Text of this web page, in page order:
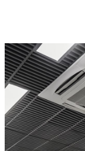
Конференц-зал в
12 сентября